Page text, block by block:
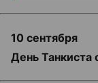
10 сентября
День Танкиста